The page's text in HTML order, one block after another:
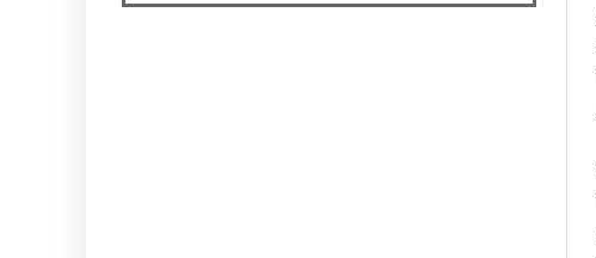
UNCATEGORIZED